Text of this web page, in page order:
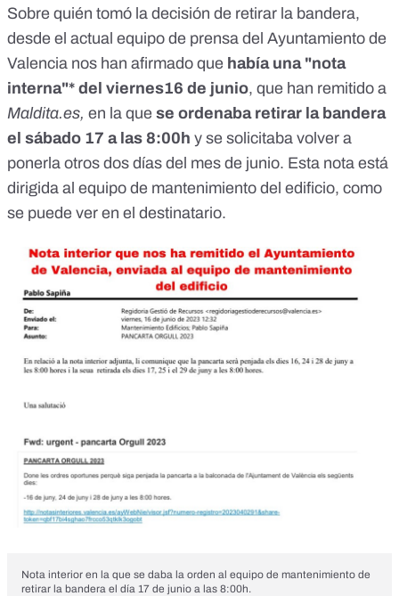
Sobre quién tomó la decisión de retirar la bandera,
desde el actual equipo de prensa del Ayuntamiento de
Valencia nos han afirmado que había una "nota
interna"* del viernes16 de junio, que han remitido a
Maldita.es, en la que se ordenaba retirar la bandera
el sábado 17 a las 8:00h y se solicitaba volver a
ponerla otros dos días del mes de junio. Esta nota está
dirigida al equipo de mantenimiento del edificio, como
se puede ver en el destinatario.
Nota interior en la que se daba la orden al equipo de mantenimiento de
retirar la bandera el día 17 de junio a las 8:00h.